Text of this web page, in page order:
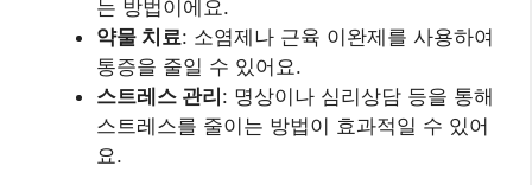
는 방법이에요.
약물 치료: 소염제나 근육 이완제를 사용하여
통증을 줄일 수 있어요.
스트레스 관리 : 명상이나 심리상담 등을 통해
스트레스를 줄이는 방법이 효과적일 수 있어
요.